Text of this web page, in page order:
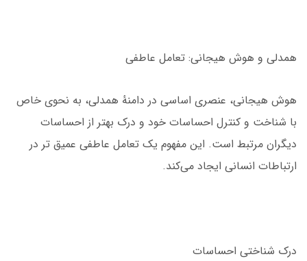
همدلی و هوش هیجانی: تعامل عاطفی
هوش هیجانی، عنصری اساسی در دامنهٔ همدلی، به نحوی خاص
با شناخت و کنترل احساسات خود و درک بهتر از احساسات
دیگران مرتبط است. این مفهوم یک تعامل عاطفی عمیق تر در
ارتباطات انسانی ایجاد می‌کند.
درک شناختی احساسات